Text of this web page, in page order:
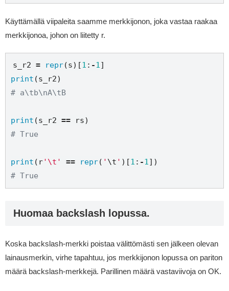
Käyttämällä viipaleita saamme merkkijonon, joka vastaa raakaa
merkkijonoa, johon on liitetty r.
s_r2 = repr(s)[1 : -1
print
# a\tb\nA\tB
print (s_r2 ==
# True
print ( r'\t' == repr( ' \t ' )[1 : -1
# True
Huomaa backslash lopussa.
Koska backslash-merkki poistaa välittömästi sen jälkeen olevan
lainausmerkin, virhe tapahtuu, jos merkkijonon lopussa on pariton
määrä backslash-merkkejä. Parillinen määrä vastaviivoja on OK.